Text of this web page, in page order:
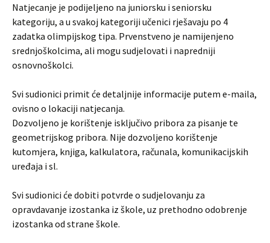
Natjecanje je podijeljeno na juniorsku i seniorsku
kategoriju, a u svakoj kategoriji učenici rješavaju po 4
zadatka olimpijskog tipa. Prvenstveno je namijenjeno
srednjoškolcima, ali mogu sudjelovati i napredniji
osnovnoškolci.
Svi sudionici primit će detaljnije informacije putem e-maila,
ovisno o lokaciji natjecanja.
Dozvoljeno je korištenje isključivo pribora za pisanje te
geometrijskog pribora. Nije dozvoljeno korištenje
kutomjera, knjiga, kalkulatora, računala, komunikacijskih
uređaja i sl.
Svi sudionici će dobiti potvrde o sudjelovanju za
opravdavanje izostanka iz škole, uz prethodno odobrenje
izostanka od strane škole.